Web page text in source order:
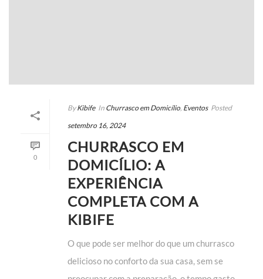
0
By Kibife In Churrasco em Domicílio, Eventos Posted
setembro 16, 2024
CHURRASCO EM
DOMICÍLIO: A
EXPERIÊNCIA
COMPLETA COM A
KIBIFE
O que pode ser melhor do que um churrasco
delicioso no conforto da sua casa, sem se